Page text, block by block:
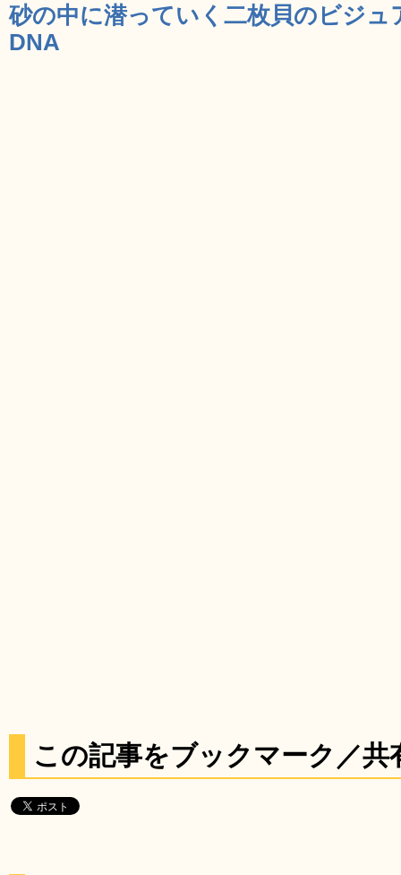
砂の中に潜っていく二枚貝のビジュ
DNA
この記事をブックマーク／共